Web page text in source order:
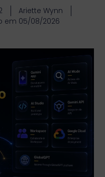
Ariette Wynn
em 05/08/2026